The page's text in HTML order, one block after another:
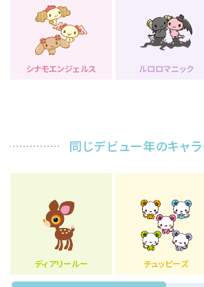
シナモエンジェルス ルロロマニック
同じデビュー年のキャ
ディアリールー チュッピーズ